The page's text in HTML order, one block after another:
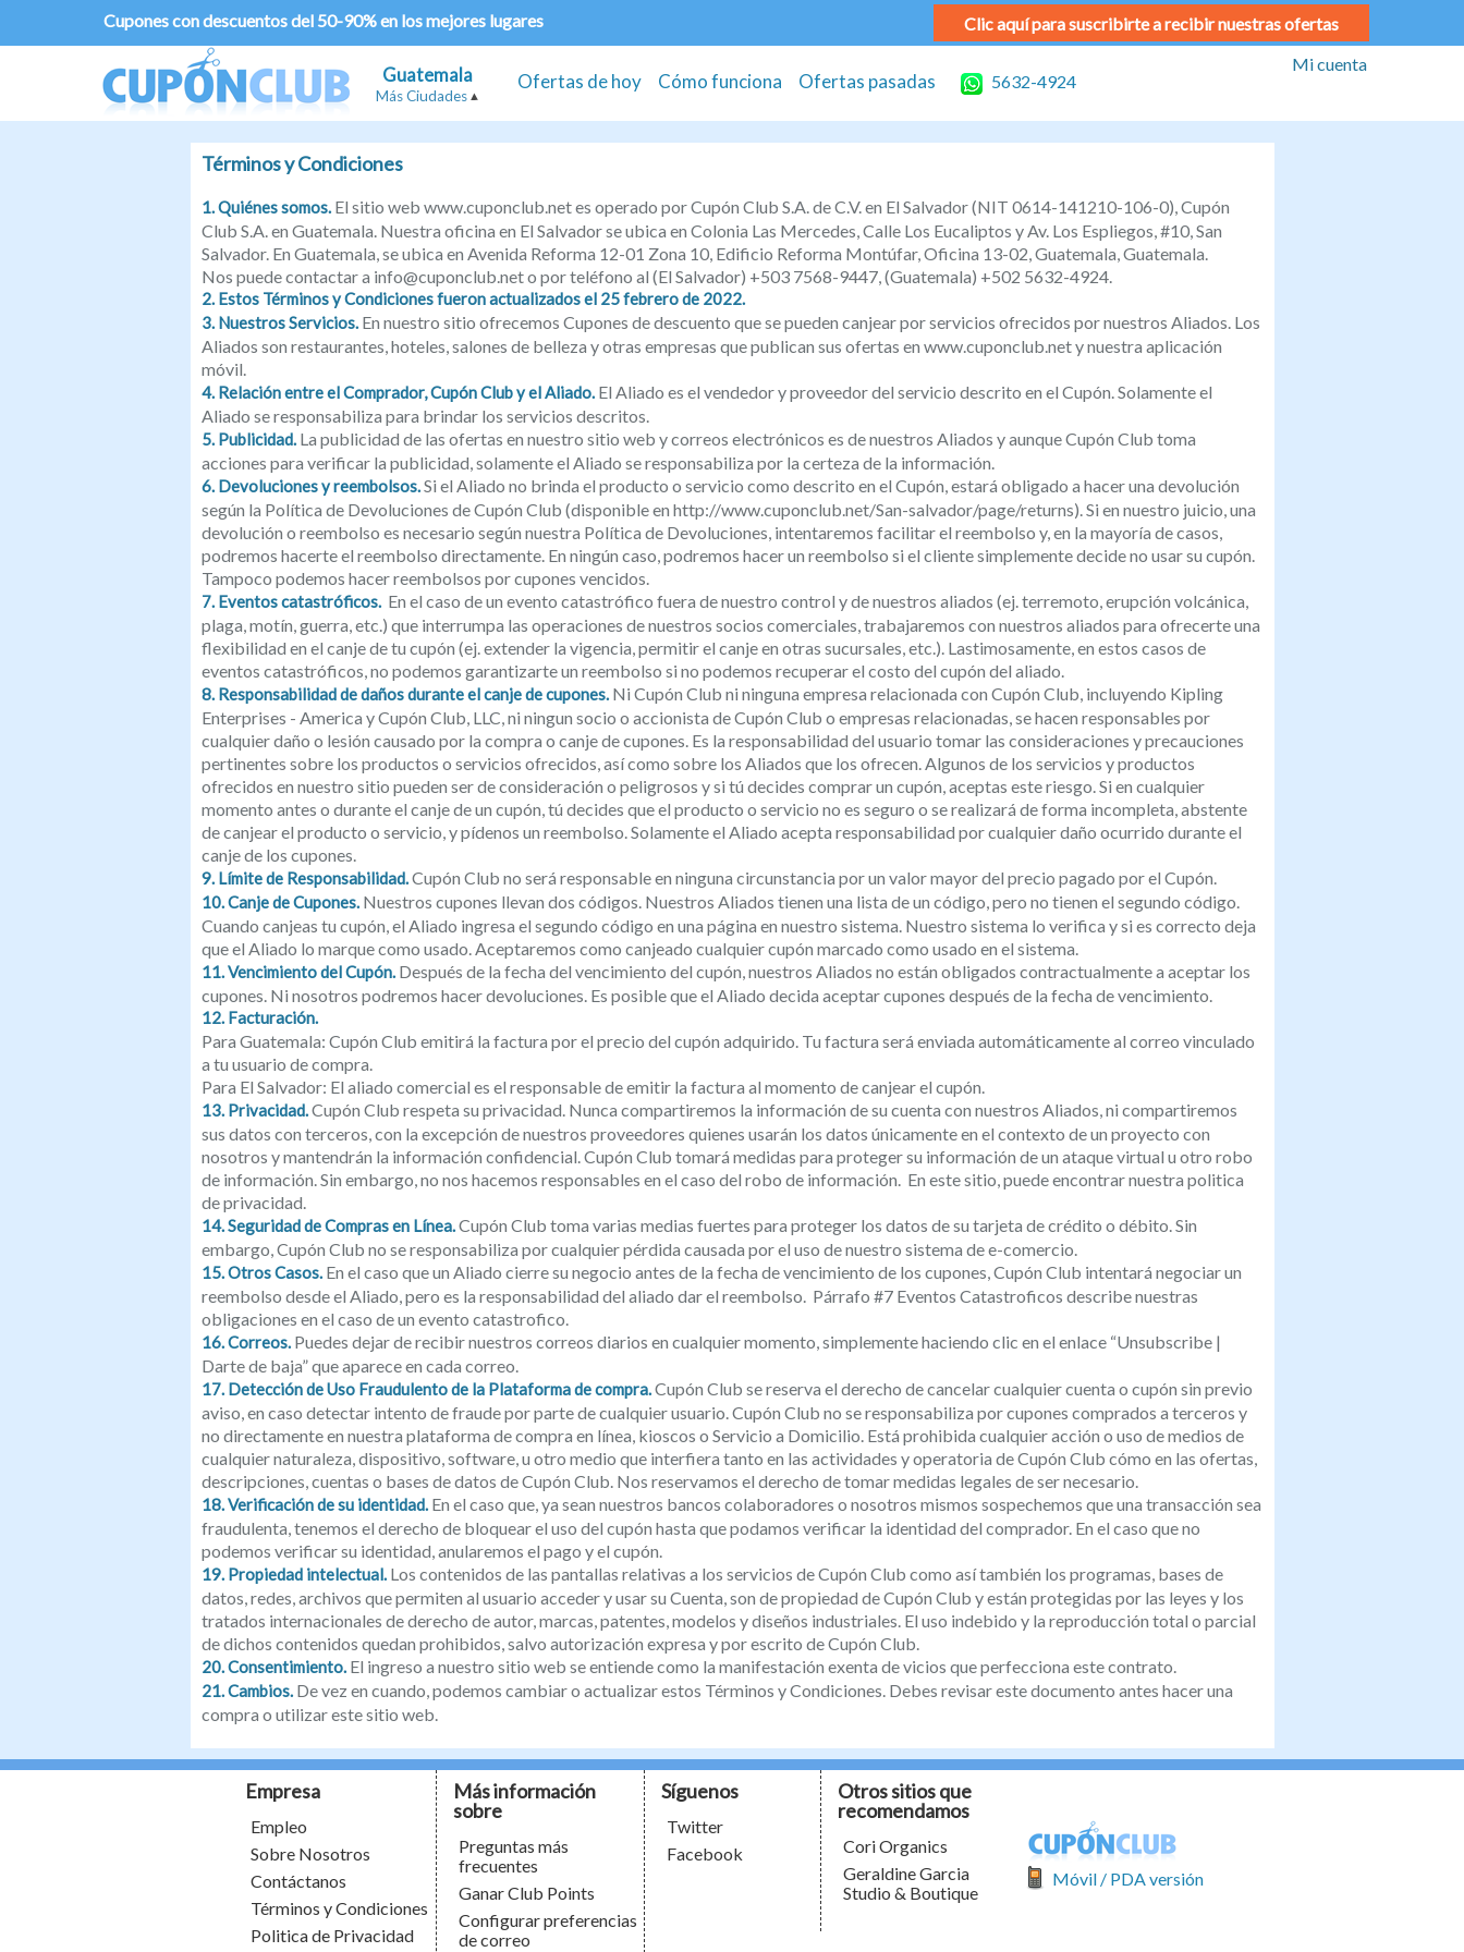
Cupones con descuentos del 50-90% en los mejores lugares Clic aquí para suscribirte a recibir nuestras ofertas
Guatemala
Más Ciudades
Ofertas de hoy Cómo funciona Ofertas pasadas 5632-4924
Mi cuenta
Términos y Condiciones
1. Quiénes somos.El sitio web www.cuponclub.net es operado por Cupón Club S.A. de C.V. en El Salvador (NIT 0614-141210-106-0), Cupón
Club S.A. en Guatemala. Nuestra oficina en El Salvador se ubica en Colonia Las Mercedes, Calle Los Eucaliptos y Av. Los Espliegos, #10, San
Salvador. En Guatemala, se ubica en Avenida Reforma 12-01 Zona 10, Edificio Reforma Montúfar, Oficina 13-02, Guatemala, Guatemala.
Nos puede contactar a info@cuponclub.net o por teléfono al (El Salvador) +503 7568-9447, (Guatemala) +502 5632-4924.
2. Estos Términos y Condiciones fueron actualizados el 25 febrero de 2022.
3. Nuestros Servicios. En nuestro sitio ofrecemos Cupones de descuento que se pueden canjear por servicios ofrecidos por nuestros Aliados. Los
Aliados son restaurantes, hoteles, salones de belleza y otras empresas que publican sus ofertas en www.cuponclub.net y nuestra aplicación
móvil.
4. Relación entre el Comprador, Cupón Club y el Aliado.El Aliado es el vendedor y proveedor del servicio descrito en el Cupón. Solamente el
Aliado se responsabiliza para brindar los servicios descritos.
5. Publicidad. La publicidad de las ofertas en nuestro sitio web y correos electrónicos es de nuestros Aliados y aunque Cupón Club toma
acciones para verificar la publicidad, solamente el Aliado se responsabiliza por la certeza de la información.
6. Devoluciones y reembolsos.Si el Aliado no brinda el producto o servicio como descrito en el Cupón, estará obligado a hacer una devolución
según la Política de Devoluciones de Cupón Club (disponible en http://www.cuponclub.net/San-salvador/page/returns). Si en nuestro juicio, una
devolución o reembolso es necesario según nuestra Política de Devoluciones, intentaremos facilitar el reembolso y, en la mayoría de casos,
podremos hacerte el reembolso directamente. En ningún caso, podremos hacer un reembolso si el cliente simplemente decide no usar su cupón.
Tampoco podemos hacer reembolsos por cupones vencidos.
7. Eventos catastróficos. En el caso de un evento catastrófico fuera de nuestro control y de nuestros aliados (ej. terremoto, erupción volcánica,
plaga, motín, guerra, etc.) que interrumpa las operaciones de nuestros socios comerciales, trabajaremos con nuestros aliados para ofrecerte una
flexibilidad en el canje de tu cupón (ej. extender la vigencia, permitir el canje en otras sucursales, etc.). Lastimosamente, en estos casos de
eventos catastróficos, no podemos garantizarte un reembolso si no podemos recuperar el costo del cupón del aliado.
8. Responsabilidad de daños durante el canje de cupones.Ni Cupón Club ni ninguna empresa relacionada con Cupón Club, incluyendo Kipling
Enterprises - America y Cupón Club, LLC, ni ningun socio o accionista de Cupón Club o empresas relacionadas, se hacen responsables por
cualquier daño o lesión causado por la compra o canje de cupones. Es la responsabilidad del usuario tomar las consideraciones y precauciones
pertinentes sobre los productos o servicios ofrecidos, así como sobre los Aliados que los ofrecen. Algunos de los servicios y productos
ofrecidos en nuestro sitio pueden ser de consideración o peligrosos y si tú decides comprar un cupón, aceptas este riesgo. Si en cualquier
momento antes o durante el canje de un cupón, tú decides que el producto o servicio no es seguro o se realizará de forma incompleta, abstente
de canjear el producto o servicio, y pídenos un reembolso. Solamente el Aliado acepta responsabilidad por cualquier daño ocurrido durante el
canje de los cupones.
9. Límite de Responsabilidad.Cupón Club no será responsable en ninguna circunstancia por un valor mayor del precio pagado por el Cupón.
10. Canje de Cupones.Nuestros cupones llevan dos códigos. Nuestros Aliados tienen una lista de un código, pero no tienen el segundo código.
Cuando canjeas tu cupón, el Aliado ingresa el segundo código en una página en nuestro sistema. Nuestro sistema lo verifica y si es correcto deja
que el Aliado lo marque como usado. Aceptaremos como canjeado cualquier cupón marcado como usado en el sistema.
11. Vencimiento del Cupón.Después de la fecha del vencimiento del cupón, nuestros Aliados no están obligados contractualmente a aceptar los
cupones. Ni nosotros podremos hacer devoluciones. Es posible que el Aliado decida aceptar cupones después de la fecha de vencimiento.
12. Facturación.
Para Guatemala: Cupón Club emitirá la factura por el precio del cupón adquirido. Tu factura será enviada automáticamente al correo vinculado
a tu usuario de compra.
Para El Salvador: El aliado comercial es el responsable de emitir la factura al momento de canjear el cupón.
13. Privacidad.Cupón Club respeta su privacidad. Nunca compartiremos la información de su cuenta con nuestros Aliados, ni compartiremos
sus datos con terceros, con la excepción de nuestros proveedores quienes usarán los datos únicamente en el contexto de un proyecto con
nosotros y mantendrán la información confidencial. Cupón Club tomará medidas para proteger su información de un ataque virtual u otro robo
de información. Sin embargo, no nos hacemos responsables en el caso del robo de información. En este sitio, puede encontrar nuestra politica
de privacidad.
14. Seguridad de Compras en Línea.Cupón Club toma varias medias fuertes para proteger los datos de su tarjeta de crédito o débito. Sin
embargo, Cupón Club no se responsabiliza por cualquier pérdida causada por el uso de nuestro sistema de e-comercio.
15. Otros Casos.En el caso que un Aliado cierre su negocio antes de la fecha de vencimiento de los cupones, Cupón Club intentará negociar un
reembolso desde el Aliado, pero es la responsabilidad del aliado dar el reembolso. Párrafo #7 Eventos Catastroficos describe nuestras
obligaciones en el caso de un evento catastrofico.
16. Correos.Puedes dejar de recibir nuestros correos diarios en cualquier momento, simplemente haciendo clic en el enlace “Unsubscribe |
Darte de baja” que aparece en cada correo.
17. Detección de Uso Fraudulento de la Plataforma de compra.Cupón Club se reserva el derecho de cancelar cualquier cuenta o cupón sin previo
aviso, en caso detectar intento de fraude por parte de cualquier usuario. Cupón Club no se responsabiliza por cupones comprados a terceros y
no directamente en nuestra plataforma de compra en línea, kioscos o Servicio a Domicilio. Está prohibida cualquier acción o uso de medios de
cualquier naturaleza, dispositivo, software, u otro medio que interfiera tanto en las actividades y operatoria de Cupón Club cómo en las ofertas,
descripciones, cuentas o bases de datos de Cupón Club. Nos reservamos el derecho de tomar medidas legales de ser necesario.
18. Verificación de su identidad.En el caso que, ya sean nuestros bancos colaboradores o nosotros mismos sospechemos que una transacción sea
fraudulenta, tenemos el derecho de bloquear el uso del cupón hasta que podamos verificar la identidad del comprador. En el caso que no
podemos verificar su identidad, anularemos el pago y el cupón.
19. Propiedad intelectual.Los contenidos de las pantallas relativas a los servicios de Cupón Club como así también los programas, bases de
datos, redes, archivos que permiten al usuario acceder y usar su Cuenta, son de propiedad de Cupón Club y están protegidas por las leyes y los
tratados internacionales de derecho de autor, marcas, patentes, modelos y diseños industriales. El uso indebido y la reproducción total o parcial
de dichos contenidos quedan prohibidos, salvo autorización expresa y por escrito de Cupón Club.
20. Consentimiento.El ingreso a nuestro sitio web se entiende como la manifestación exenta de vicios que perfecciona este contrato.
21. Cambios.De vez en cuando, podemos cambiar o actualizar estos Términos y Condiciones. Debes revisar este documento antes hacer una
compra o utilizar este sitio web.
Empresa
Empleo
Sobre Nosotros
Contáctanos
Términos y Condiciones
Politica de Privacidad
Más información
sobre
Preguntas más
frecuentes
Ganar Club Points
Configurar preferencias
de correo
Síguenos
Twitter
Facebook
Otros sitios que
recomendamos
Cori Organics
Geraldine Garcia
Studio & Boutique
Móvil / PDA versión